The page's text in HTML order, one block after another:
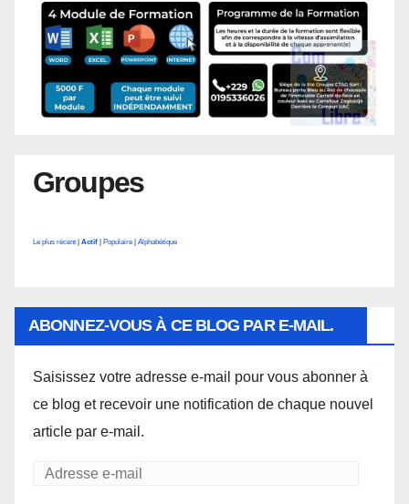
Groupes
Le plus récent Actif Populaire Alphabétique
ABONNEZ-VOUS À CE BLOG PAR E-MAIL.
Saisissez votre adresse e-mail pour vous abonner à
ce blog et recevoir une notification de chaque nouvel
article par e-mail.
Adresse